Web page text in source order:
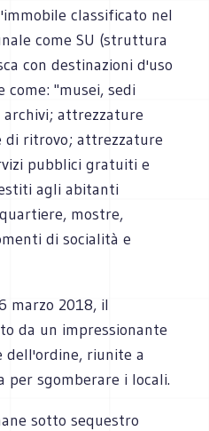
classificato nel
come SU (struttura
con destinazioni d'uso
"musei, sedi
archivi; attrezzature
di ritrovo; attrezzature
pubblici gratuiti e
agli abitanti
mostre,
di socialità e
marzo 2018, il
da un impressionante
dell'ordine, riunite a
per sgomberare i locali.
sotto sequestro